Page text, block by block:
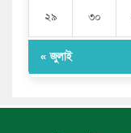
২৯ ৩০
« জুলাই